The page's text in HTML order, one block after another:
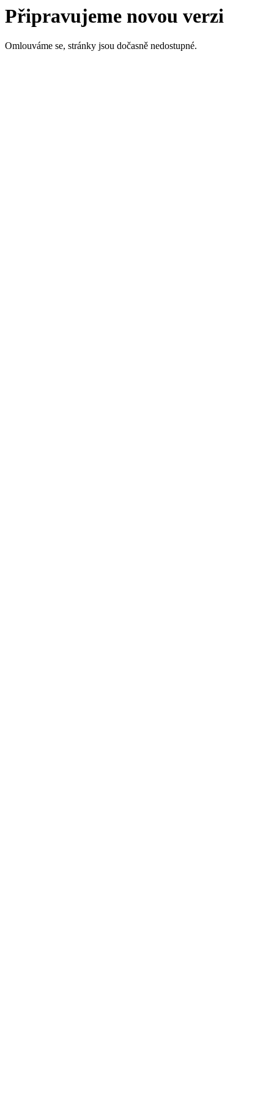
Připravujeme novou verzi
Omlouváme se, stránky jsou dočasně nedostupné.